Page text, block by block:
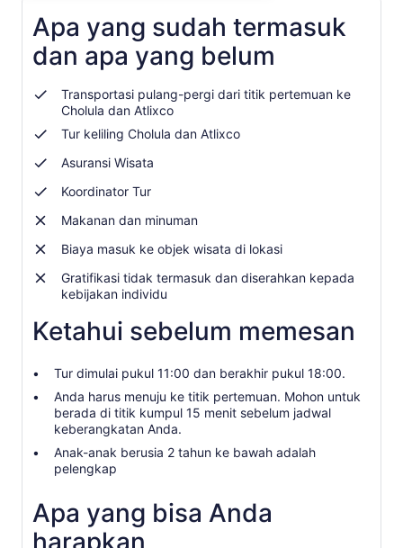
Apa yang sudah termasuk
dan apa yang belum
Transportasi pulang-pergi dari titik pertemuan ke
Cholula dan Atlixco
Tur keliling Cholula dan Atlixco
Asuransi Wisata
Koordinator Tur
Makanan dan minuman
Biaya masuk ke objek wisata di lokasi
Gratifikasi tidak termasuk dan diserahkan kepada
kebijakan individu
Ketahui sebelum memesan
Tur dimulai pukul 11:00 dan berakhir pukul 18:00.
Anda harus menuju ke titik pertemuan. Mohon untuk
berada di titik kumpul 15 menit sebelum jadwal
keberangkatan Anda.
Anak-anak berusia 2 tahun ke bawah adalah
pelengkap
Apa yang bisa Anda
harapkan